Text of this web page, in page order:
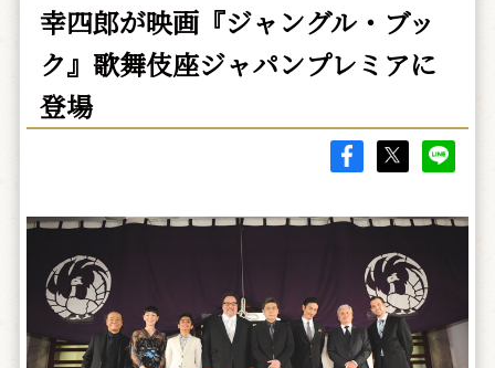
幸四郎が映画『ジャングル・ブッ
ク』歌舞伎座ジャパンプレミアに
登場